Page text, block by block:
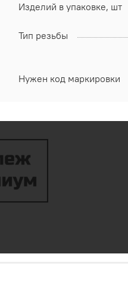
Изделий в упаковке, шт
Тип резьбы
Нужен код маркировки